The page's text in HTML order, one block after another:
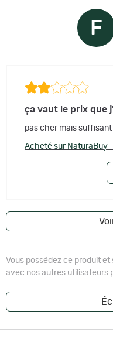
F
ça vaut le prix que
pas cher mais suffisant
Acheté sur NaturaBuy
Vous possédez ce produit
avec nos autres utilisateurs